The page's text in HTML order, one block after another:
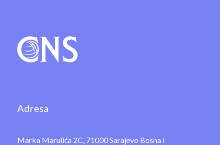
Adresa
Marka Marulića 2C, 71000 Sarajevo Bosna i